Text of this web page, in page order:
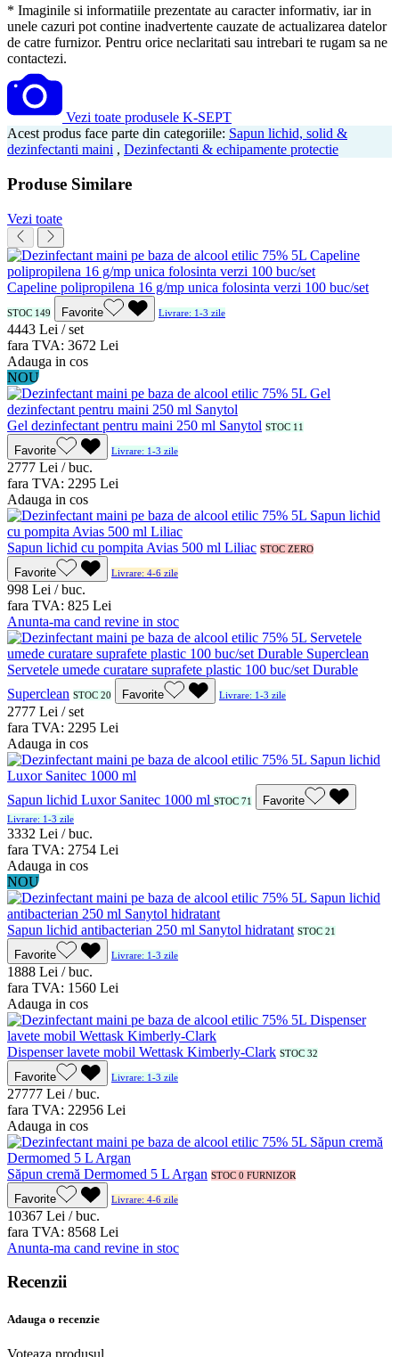
* Imaginile si informatiile prezentate au caracter informativ, iar in
unele cazuri pot contine inadvertente cauzate de actualizarea datelor
de catre furnizor. Pentru orice neclaritati sau intrebari te rugam sa ne
contactezi.
Vezi toate produsele K-SEPT
Acest produs face parte din categoriile: Sapun lichid, solid &
dezinfectanti maini , Dezinfectanti & echipamente protectie
Produse Similare
Vezi toate
Capeline polipropilena 16 g/mp unica folosinta verzi 100 buc/set
STOC 149 Favorite Livrare: 1-3 zile
4443 Lei / set
fara TVA: 3672 Lei
Adauga in cos
NOU
Gel dezinfectant pentru maini 250 ml Sanytol STOC 11
Favorite Livrare: 1-3 zile
2777 Lei / buc.
fara TVA: 2295 Lei
Adauga in cos
Sapun lichid cu pompita Avias 500 ml Liliac STOC ZERO
Favorite Livrare: 4-6 zile
998 Lei / buc.
fara TVA: 825 Lei
Anunta-ma cand revine in stoc
Servetele umede curatare suprafete plastic 100 buc/set Durable
Superclean STOC 20 Favorite Livrare: 1-3 zile
2777 Lei / set
fara TVA: 2295 Lei
Adauga in cos
Sapun lichid Luxor Sanitec 1000 ml STOC 71 Favorite
Livrare: 1-3 zile
3332 Lei / buc.
fara TVA: 2754 Lei
Adauga in cos
NOU
Sapun lichid antibacterian 250 ml Sanytol hidratant STOC 21
Favorite Livrare: 1-3 zile
1888 Lei / buc.
fara TVA: 1560 Lei
Adauga in cos
Dispenser lavete mobil Wettask Kimberly-Clark STOC 32
Favorite Livrare: 1-3 zile
27777 Lei / buc.
fara TVA: 22956 Lei
Adauga in cos
Săpun cremă Dermomed 5 L Argan STOC 0 FURNIZOR
Favorite Livrare: 4-6 zile
10367 Lei / buc.
fara TVA: 8568 Lei
Anunta-ma cand revine in stoc
Recenzii
Adauga o recenzie
Voteaza produsul